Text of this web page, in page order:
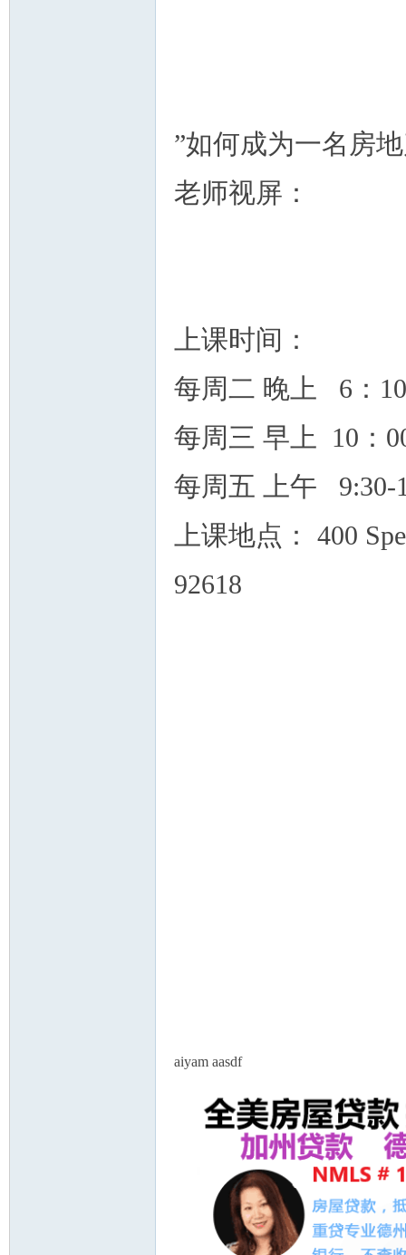
”如何成为一名房
老师视屏：
上课时间：
每周二 晚上 6：
每周三 早上 10：
每周五 上午 9:30-
上课地点： 400
92618
aiyam aasdf